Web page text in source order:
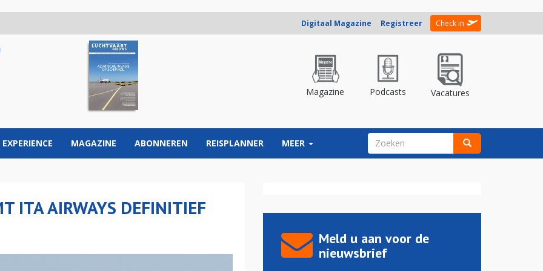
Digitaal Magazine Registreer Check in
Magazine Podcasts Vacatures
EXPERIENCE MAGAZINE ABONNEREN REISPLANNER MEER ZOEKVELD
ITA AIRWAYS DEFINITIEF
Meld u aan voor de
nieuwsbrief